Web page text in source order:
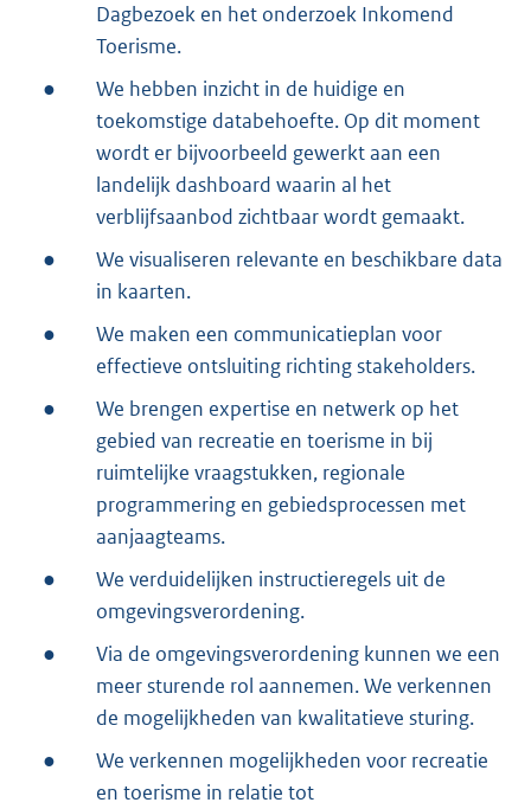
Dagbezoek en het onderzoek Inkomend
Toerisme.
●
We hebben inzicht in de huidige en
toekomstige databehoefte. Op dit moment
wordt er bijvoorbeeld gewerkt aan een
landelijk dashboard waarin al het
verblijfsaanbod zichtbaar wordt gemaakt.
●
We visualiseren relevante en beschikbare data
in kaarten.
●
We maken een communicatieplan voor
effectieve ontsluiting richting stakeholders.
●
We brengen expertise en netwerk op het
gebied van recreatie en toerisme in bij
ruimtelijke vraagstukken, regionale
programmering en gebiedsprocessen met
aanjaagteams.
●
We verduidelijken instructieregels uit de
omgevingsverordening.
●
Via de omgevingsverordening kunnen we een
meer sturende rol aannemen. We verkennen
de mogelijkheden van kwalitatieve sturing.
●
We verkennen mogelijkheden voor recreatie
en toerisme in relatie tot